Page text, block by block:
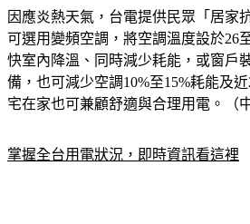
因應炎熱天氣，台電提供民眾「居家
可選用變頻空調，將空調溫度設於26
快室內降溫、同時減少耗能，或窗戶
備，也可減少空調10%至15%耗能及
宅在家也可兼顧舒適與合理用電。（
掌握全台用電狀況，即時資訊看這裡